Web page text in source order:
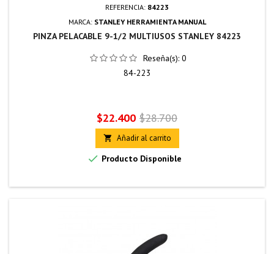
REFERENCIA: 84223
MARCA: STANLEY HERRAMIENTA MANUAL
PINZA PELACABLE 9-1/2 MULTIUSOS STANLEY 84223
Reseña(s): 0
84-223
Precio
$22.400 Precio
base
$28.700
 Añadir al carrito
 Producto Disponible